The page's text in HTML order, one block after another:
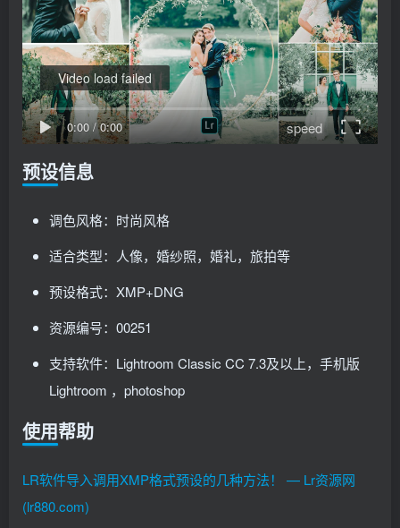
0:00/0:00 speed
Video load failed
预设信息
调色风格：时尚风格
适合类型：人像，婚纱照，婚礼，旅拍等
预设格式：XMP+DNG
资源编号：00251
支持软件：Lightroom Classic CC 7.3及以上，手机版
Lightroom ，photoshop
使用帮助
LR软件导入调用XMP格式预设的几种方法！ — Lr资源网
(lr880.com)